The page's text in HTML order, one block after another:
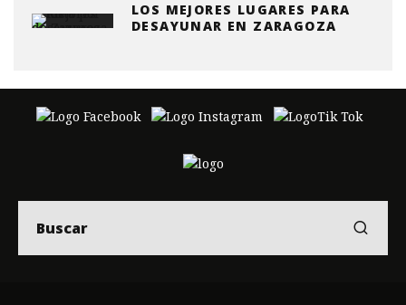
LOS MEJORES LUGARES PARA
DESAYUNAR EN ZARAGOZA